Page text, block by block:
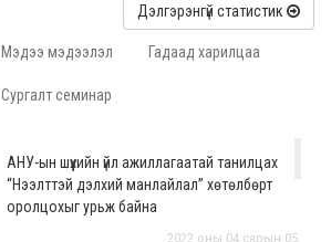
Дэлгэрэнгүй статистик
Мэдээ мэдээлэл Гадаад харилцаа
Сургалт семинар
АНУ-ын шүүхийн үйл ажиллагаатай танилцах
“Нээлттэй дэлхий манлайлал” хөтөлбөрт
оролцохыг урьж байна
2022 оны 04 сарын 05